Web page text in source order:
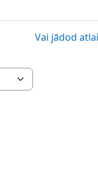
Vai jādod